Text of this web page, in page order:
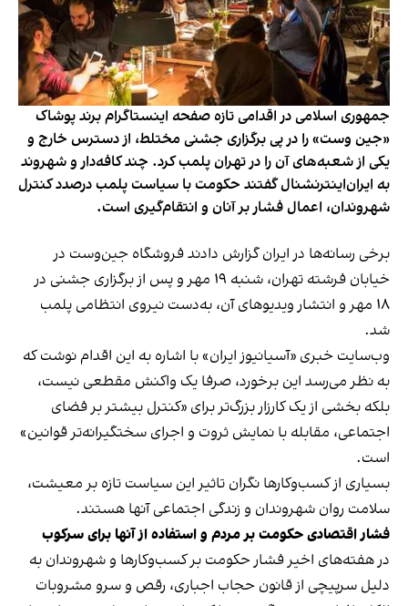
جمهوری اسلامی در اقدامی تازه صفحه اینستاگرام برند پوشاک
«جین وست» را در پی برگزاری جشنی مختلط، از دسترس خارج و
یکی از شعبه‌های آن را در تهران پلمب کرد. چند کافه‌‌دار و شهروند
به ایران‌اینترنشنال گفتند حکومت با سیاست پلمب درصدد کنترل
شهروندان، اعمال فشار بر آنان و انتقام‌گیری است.
برخی رسانه‌ها در ایران گزارش دادند فروشگاه جین‌وست در
خیابان فرشته تهران، شنبه ۱۹ مهر و پس از برگزاری جشنی در
۱۸ مهر و انتشار ویدیوهای آن، به‌دست نیروی انتظامی پلمب
شد.
وب‌سایت خبری «آسیانیوز ایران» با اشاره به این اقدام نوشت که
به نظر می‌رسد این برخورد، صرفا یک واکنش مقطعی نیست،
بلکه بخشی از یک کارزار بزرگ‌تر برای «کنترل بیشتر بر فضای
اجتماعی، مقابله با نمایش ثروت و اجرای سختگیرانه‌تر قوانین»
است.
بسیاری از کسب‌وکارها نگران تاثیر این سیاست‌ تازه بر معیشت،
سلامت روان شهروندان و زندگی اجتماعی آنها هستند.
فشار اقتصادی حکومت بر مردم و استفاده از آنها برای سرکوب
در هفته‌های اخیر فشار حکومت بر کسب‌وکارها و شهروندان به
دلیل سرپیچی از قانون حجاب اجباری، رقص و سرو مشروبات